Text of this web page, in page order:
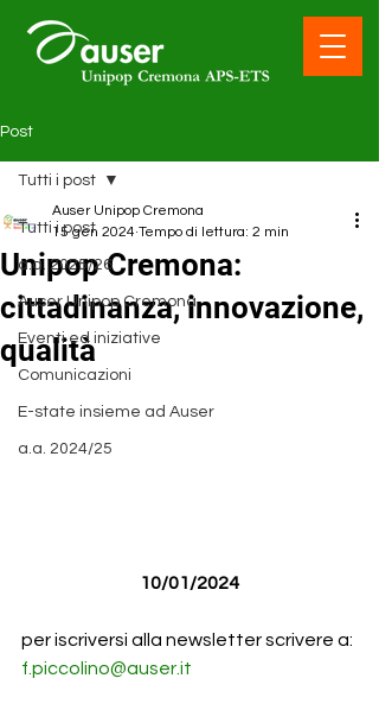
Post
Tutti i post
a.a. 2025/26
Auser Unipop Cremona
Eventi ed iniziative
Comunicazioni
E-state insieme ad Auser
a.a. 2024/25
Tutti i post
Unipop Cremona:
cittadinanza, innovazione,
qualità
Auser Unipop Cremona
15 gen 2024 Tempo di lettura: 2 min
10/01/2024
per iscriversi alla newsletter scrivere a:
f.piccolino@auser.it